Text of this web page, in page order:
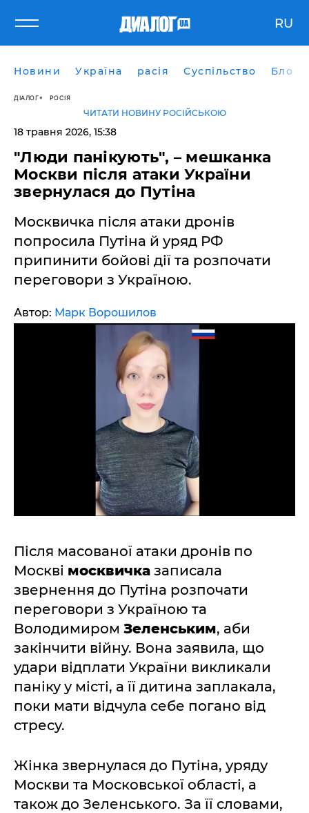
RU
Новини Україна расія Суспільство Блоги
ДІАЛОГ РОСІЯ
ЧИТАТИ НОВИНУ РОСІЙСЬКОЮ
18 травня 2026, 15:38
"Люди панікують", – мешканка
Москви після атаки України
звернулася до Путіна
Москвичка після атаки дронів
попросила Путіна й уряд РФ
припинити бойові дії та розпочати
переговори з Україною.
Автор: Марк Ворошилов
Після масованої атаки дронів по
Москві москвичка записала
звернення до Путіна розпочати
переговори з Україною та
Володимиром Зеленським, аби
закінчити війну. Вона заявила, що
удари відплати України викликали
паніку у місті, а її дитина заплакала,
поки мати відчула себе погано від
стресу.
Жінка звернулася до Путіна, уряду
Москви та Московської області, а
також до Зеленського. За її словами,